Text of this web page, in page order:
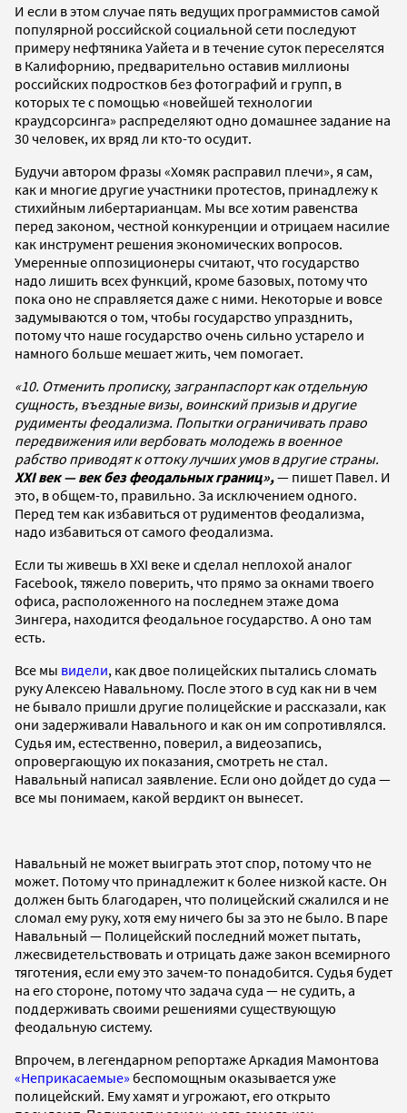
И если в этом случае пять ведущих программистов самой
популярной российской социальной сети последуют
примеру нефтяника Уайета и в течение суток переселятся
в Калифорнию, предварительно оставив миллионы
российских подростков без фотографий и групп, в
которых те с помощью «новейшей технологии
краудсорсинга» распределяют одно домашнее задание на
30 человек, их вряд ли кто-то осудит.
Будучи автором фразы «Хомяк расправил плечи», я сам,
как и многие другие участники протестов, принадлежу к
стихийным либертарианцам. Мы все хотим равенства
перед законом, честной конкуренции и отрицаем насилие
как инструмент решения экономических вопросов.
Умеренные оппозиционеры считают, что государство
надо лишить всех функций, кроме базовых, потому что
пока оно не справляется даже с ними. Некоторые и вовсе
задумываются о том, чтобы государство упразднить,
потому что наше государство очень сильно устарело и
намного больше мешает жить, чем помогает.
«10. Отменить прописку, загранпаспорт как отдельную
сущность, въездные визы, воинский призыв и другие
рудименты феодализма. Попытки ограничивать право
передвижения или вербовать молодежь в военное
рабство приводят к оттоку лучших умов в другие страны.
XXI век — век без феодальных границ»,— пишет Павел. И
это, в общем-то, правильно. За исключением одного.
Перед тем как избавиться от рудиментов феодализма,
надо избавиться от самого феодализма.
Если ты живешь в XXI веке и сделал неплохой аналог
Facebook, тяжело поверить, что прямо за окнами твоего
офиса, расположенного на последнем этаже дома
Зингера, находится феодальное государство. А оно там
есть.
Все мы видели, как двое полицейских пытались сломать
руку Алексею Навальному. После этого в суд как ни в чем
не бывало пришли другие полицейские и рассказали, как
они задерживали Навального и как он им сопротивлялся.
Судья им, естественно, поверил, а видеозапись,
опровергающую их показания, смотреть не стал.
Навальный написал заявление. Если оно дойдет до суда —
все мы понимаем, какой вердикт он вынесет.
Навальный не может выиграть этот спор, потому что не
может. Потому что принадлежит к более низкой касте. Он
должен быть благодарен, что полицейский сжалился и не
сломал ему руку, хотя ему ничего бы за это не было. В паре
Навальный — Полицейский последний может пытать,
лжесвидетельствовать и отрицать даже закон всемирного
тяготения, если ему это зачем-то понадобится. Судья будет
на его стороне, потому что задача суда — не судить, а
поддерживать своими решениями существующую
феодальную систему.
Впрочем, в легендарном репортаже Аркадия Мамонтова
«Неприкасаемые» беспомощным оказывается уже
полицейский. Ему хамят и угрожают, его открыто